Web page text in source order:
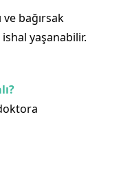
ve bağırsak
yaşanabilir.